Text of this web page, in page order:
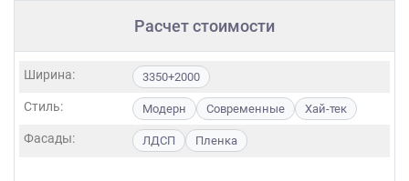
Расчет стоимости
Ширина: 3350+2000
Стиль: Модерн Современные Хай-тек
Фасады: ЛДСП Пленка